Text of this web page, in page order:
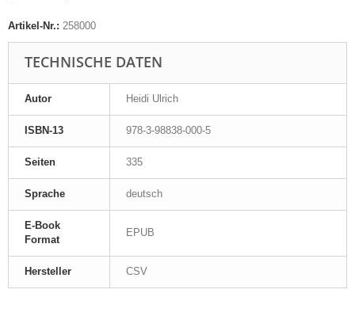
Artikel-Nr.: 258000
TECHNISCHE DATEN
Autor Heidi Ulrich
ISBN-13 978-3-98838-000-5
Seiten 335
Sprache deutsch
E-Book
Format
EPUB
Hersteller CSV